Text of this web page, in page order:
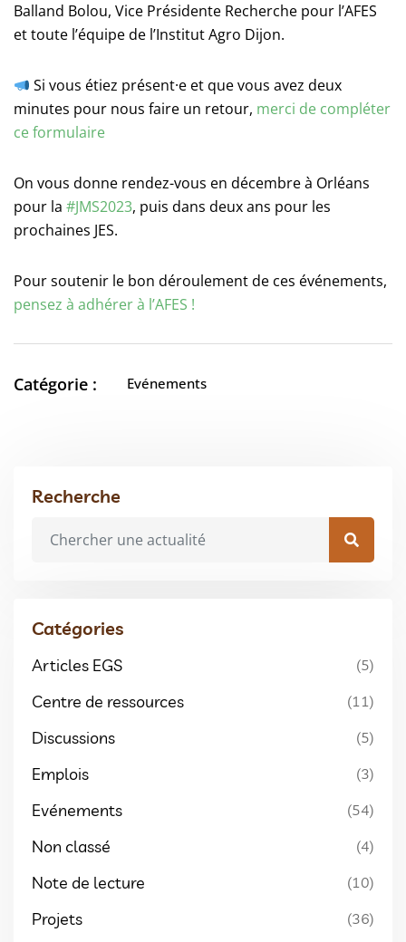
Balland Bolou, Vice Présidente Recherche pour l’AFES
et toute l’équipe de l’Institut Agro Dijon.
Si vous étiez présent·e et que vous avez deux
minutes pour nous faire un retour, merci de compléter
ce formulaire
On vous donne rendez-vous en décembre à Orléans
pour la #JMS2023, puis dans deux ans pour les
prochaines JES.
Pour soutenir le bon déroulement de ces événements,
pensez à adhérer à l’AFES !
Catégorie : Evénements
Recherche
Catégories
Articles EGS (5)
Centre de ressources (11)
Discussions (5)
Emplois (3)
Evénements (54)
Non classé (4)
Note de lecture (10)
Projets (36)